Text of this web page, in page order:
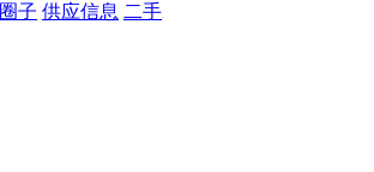
圈子 供应信息 二手